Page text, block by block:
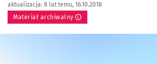
aktualizacja: 8 lat temu, 16.10.2018
Materiał archiwalny